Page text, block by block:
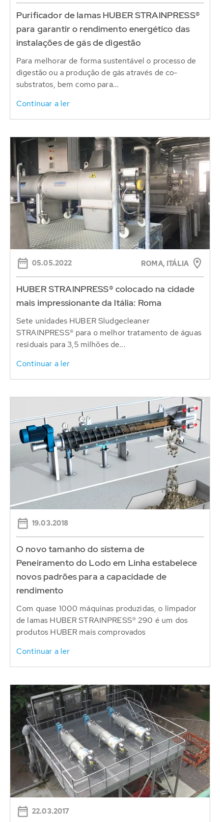
Purificador de lamas HUBER STRAINPRESS®
para garantir o rendimento energético das
instalações de gás de digestão
Para melhorar de forma sustentável o processo de
digestão ou a produção de gás através de co-
substratos, bem como para...
Continuar a ler
05.05.2022 ROMA, ITÁLIA
HUBER STRAINPRESS® colocado na cidade
mais impressionante da Itália: Roma
Sete unidades HUBER Sludgecleaner
STRAINPRESS® para o melhor tratamento de águas
residuais para 3,5 milhões de...
Continuar a ler
19.03.2018
O novo tamanho do sistema de
Peneiramento do Lodo em Linha estabelece
novos padrões para a capacidade de
rendimento
Com quase 1000 máquinas produzidas, o limpador
de lamas HUBER STRAINPRESS® 290 é um dos
produtos HUBER mais comprovados
Continuar a ler
22.03.2017